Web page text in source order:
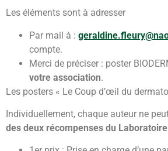
Les éléments sont à adresser
Par mail à :
compte.
Merci de préciser : poster
votre association.
Les posters « Le Coup d’œil du
Individuellement, chaque auteur ne
des deux récompenses du Laboratoire